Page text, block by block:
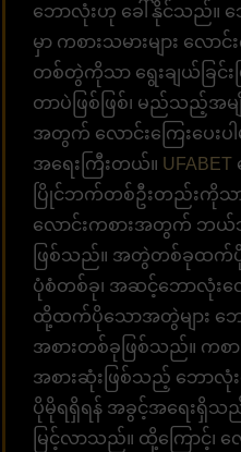
ဘောလုံးဟု ခေါ်နိုင်သည်။
မှာ ကစားသမားများ လေ
တစ်တွဲကိုသာ ရွေးချယ်ခြင်း
တာပဲဖြစ်ဖြစ်၊ မည်သည့်အ
အတွက် လောင်းကြေးပေးပါ
အရေးကြီးတယ်။ UFABET
ပြိုင်ဘက်တစ်ဦးတည်းကိုသာ
လောင်းကစားအတွက် ဘယ်
ဖြစ်သည်။ အတွဲတစ်ခုထက်ပို
ပုံစံတစ်ခု၊ အဆင့်ဘောလုံးလ
ထို့ထက်ပိုသောအတွဲများ ဘေ
အစားတစ်ခုဖြစ်သည်။ ကစား
အစားဆုံးဖြစ်သည့် ဘောလုံး
ပိုမိုရရှိရန် အခွင့်အရေးရှိသ
မြင့်လာသည်။ ထို့ကြောင့်၊ လ